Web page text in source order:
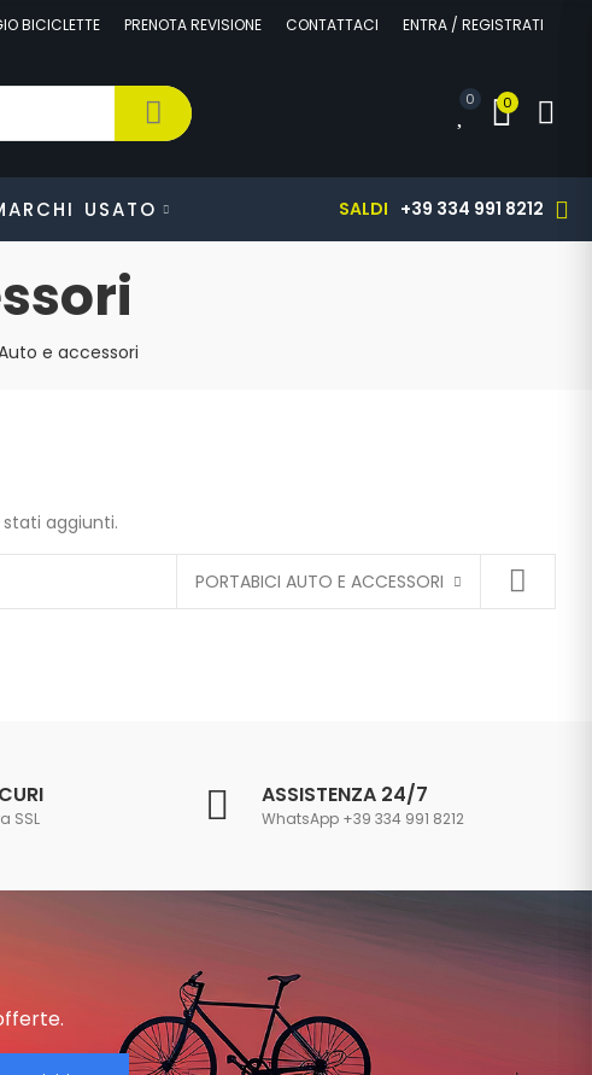
BICICLETTE PRENOTA REVISIONE CONTATTACI ENTRA / REGISTRATI
0 0
USATO SALDI +39 334 991 8212
e accessori
aggiunti.
PORTABICI AUTO E ACCESSORI
SSL
ASSISTENZA 24/7
WhatsApp +39 334 991 8212